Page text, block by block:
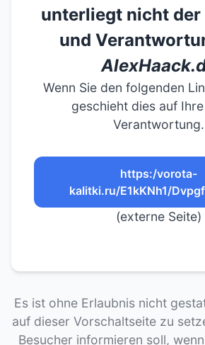
unterliegt nicht
und
Wenn Sie den folgenden
geschieht dies auf
Verantwortung.
https:/vorota-
kalitki.ru/E1kKNh1/
(externe Seite)
Es ist ohne Erlaubnis nicht
auf dieser Vorschaltseite zu
Besucher informieren soll,